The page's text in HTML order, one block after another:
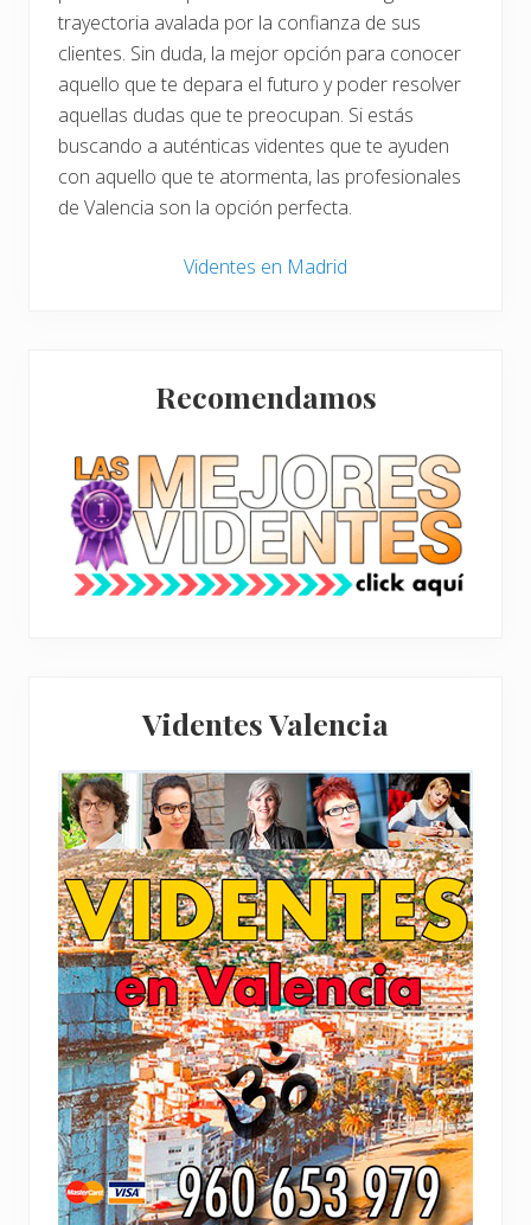
trayectoria avalada por la confianza de sus
clientes. Sin duda, la mejor opción para conocer
aquello que te depara el futuro y poder resolver
aquellas dudas que te preocupan. Si estás
buscando a auténticas videntes que te ayuden
con aquello que te atormenta, las profesionales
de Valencia son la opción perfecta.
Videntes en Madrid
principal
Recomendamos
Videntes Valencia